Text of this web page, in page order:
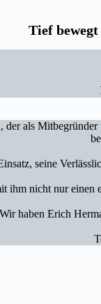
Tief
als
seine
ihm nicht nur einen
Wir haben Erich